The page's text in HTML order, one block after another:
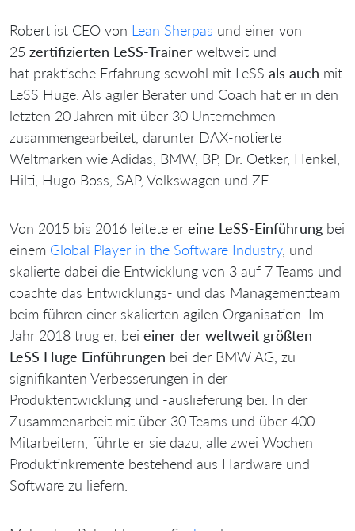
Robert ist CEO von Lean Sherpas und einer von
25 zertifizierten LeSS-Trainer weltweit und
hat praktische Erfahrung sowohl mit LeSS als auch mit
LeSS Huge. Als agiler Berater und Coach hat er in den
letzten 20 Jahren mit über 30 Unternehmen
zusammengearbeitet, darunter DAX-notierte
Weltmarken wie Adidas, BMW, BP, Dr. Oetker, Henkel,
Hilti, Hugo Boss, SAP, Volkswagen und ZF.
Von 2015 bis 2016 leitete er eine LeSS-Einführung bei
einem Global Player in the Software Industry, und
skalierte dabei die Entwicklung von 3 auf 7 Teams und
coachte das Entwicklungs- und das Managementteam
beim führen einer skalierten agilen Organisation. Im
Jahr 2018 trug er, bei einer der weltweit größten
LeSS Huge Einführungen bei der BMW AG, zu
signifikanten Verbesserungen in der
Produktentwicklung und -auslieferung bei. In der
Zusammenarbeit mit über 30 Teams und über 400
Mitarbeitern, führte er sie dazu, alle zwei Wochen
Produktinkremente bestehend aus Hardware und
Software zu liefern.